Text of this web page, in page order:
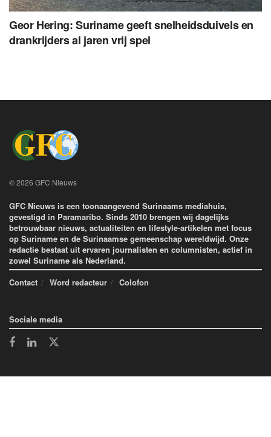
Geor Hering: Suriname geeft snelheidsduivels en
drankrijders al jaren vrij spel
© 2026 GFC Nieuws
GFC Nieuws is een toonaangevend Surinaams mediahuis,
gevestigd in Paramaribo. Sinds 2010 brengen wij dagelijks
betrouwbaar nieuws, actualiteiten en lifestyle-artikelen met focus
op Suriname en de Surinaamse gemeenschap wereldwijd. Onze
redactie bestaat uit ervaren journalisten en columnisten, actief in
zowel Suriname als Nederland.
Contact
Word redacteur Colofon
Sociale media